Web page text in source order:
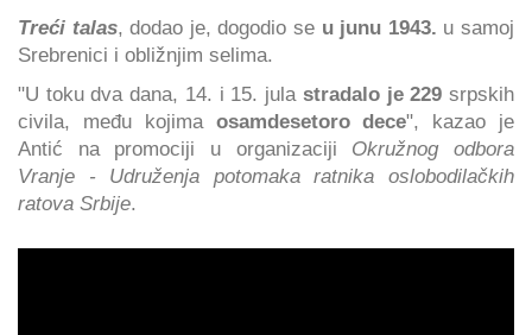
Treći talas, dodao je, dogodio se u junu 1943. u samoj
Srebrenici i obližnjim selima.
"U toku dva dana, 14. i 15. jula stradalo je 229srpskih
civila, među kojima osamdesetoro dece", kazao je
Antić na promociji u organizaciji Okružnog odbora
Vranje - Udruženja potomaka ratnika oslobodilačkih
ratova Srbije.